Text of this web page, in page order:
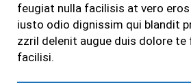
feugiat nulla facilisis at vero
iusto odio dignissim qui blandit
zzril delenit augue duis dolore te
facilisi.